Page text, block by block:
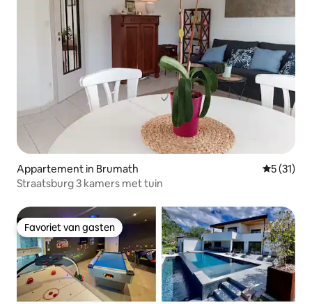
Appartement in Brumath
5 (31)
Straatsburg 3 kamers met tuin
Favoriet van gasten
Favoriet van gasten